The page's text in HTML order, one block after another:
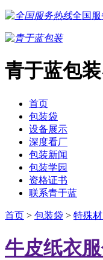
全国服
青于蓝包装
首页
包装袋
设备展示
深度看厂
包装新闻
包装学园
资格证书
联系青于蓝
首页 > 包装袋 > 特殊
牛皮纸衣